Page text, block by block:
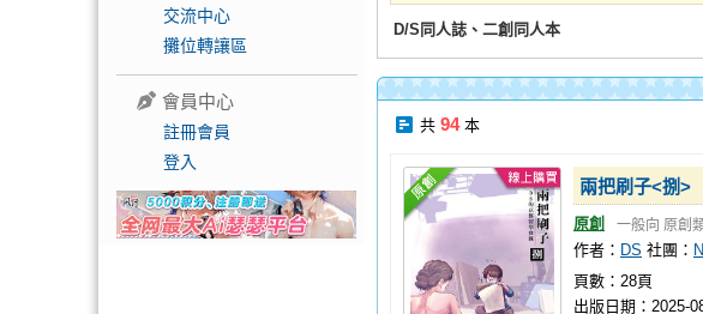
交流中心
攤位轉讓區
會員中心
註冊會員
登入
D/S同人誌、二創同人本
共 94本
兩把刷子<捌>
原創 一般向 原創
作者： DS 社團：
頁數：28頁
出版日期：2025-